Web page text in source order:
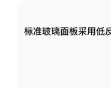
标准玻璃面板采用低